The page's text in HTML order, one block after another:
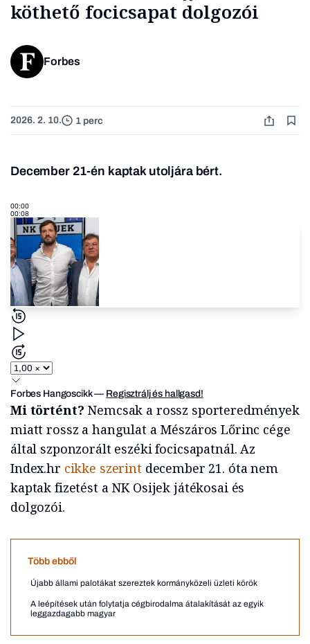
köthető focicsapat dolgozói
Forbes
2026. 2. 10. 1 perc
December 21-én kaptak utoljára bért.
00:00
00:08
Forbes Hangoscikk— Regisztrálj és hallgasd!
Mi történt? Nemcsak a rossz sporteredmények
miatt rossz a hangulat a Mészáros Lőrinc cége
által szponzorált eszéki focicsapatnál. Az
Index.hr cikke szerintdecember 21. óta nem
kaptak fizetést a NK Osijek játékosai és
dolgozói.
Több ebből
Újabb állami palotákat szereztek kormányközeli üzleti körök
A leépítések után folytatja cégbirodalma átalakítását az egyik
leggazdagabb magyar